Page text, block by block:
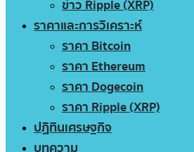
ข่าว Ripple (XRP)
ราคาและการวิเคราะห์
ราคา Bitcoin
ราคา Ethereum
ราคา Dogecoin
ราคา Ripple (XRP)
ปฏิทินเศรษฐกิจ